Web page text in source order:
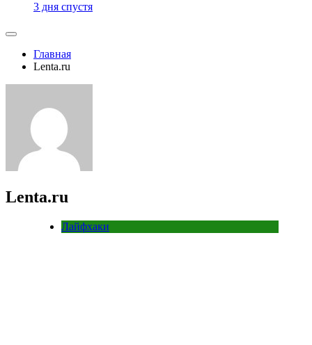
3 дня спустя
Главная
Lenta.ru
Lenta.ru
Лайфхаки